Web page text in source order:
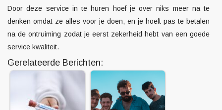
Door deze service in te huren hoef je over niks meer na te
denken omdat ze alles voor je doen, en je hoeft pas te betalen
na de ontruiming zodat je eerst zekerheid hebt van een goede
service kwaliteit.
Gerelateerde Berichten: